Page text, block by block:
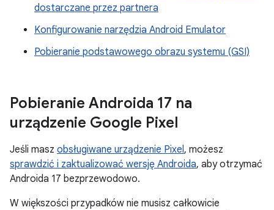
dostarczane przez partnera
Konfigurowanie narzędzia Android Emulator
Pobieranie podstawowego obrazu systemu (GSI)
Pobieranie Androida 17 na
urządzenie Google Pixel
Jeśli masz obsługiwane urządzenie Pixel, możesz
sprawdzić i zaktualizować wersję Androida, aby otrzymać
Androida 17 bezprzewodowo.
W większości przypadków nie musisz całkowicie